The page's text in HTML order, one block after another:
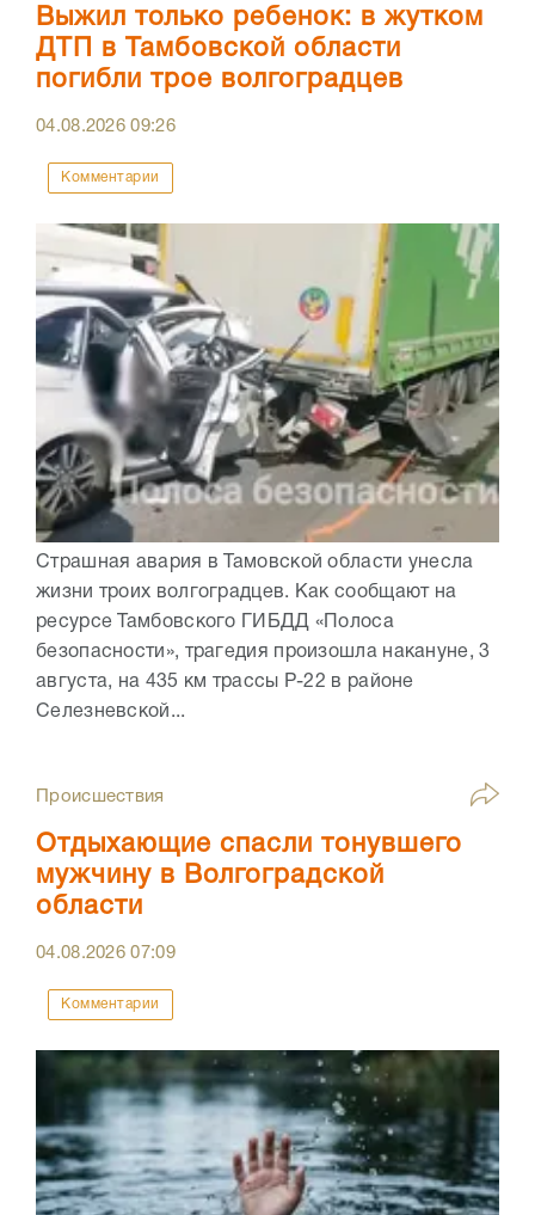
Выжил только ребенок: в жутком
ДТП в Тамбовской области
погибли трое волгоградцев
04.08.202609:26
Комментарии
Страшная авария в Тамовской области унесла
жизни троих волгоградцев. Как сообщают на
ресурсе Тамбовского ГИБДД «Полоса
безопасности», трагедия произошла накануне, 3
августа, на 435 км трассы Р-22 в районе
Селезневской...
Происшествия
Отдыхающие спасли тонувшего
мужчину в Волгоградской
области
04.08.202607:09
Комментарии